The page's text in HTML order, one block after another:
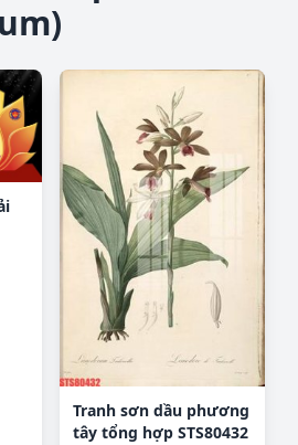
Tranh sơn dầu phương
tây tổng hợp STS80432